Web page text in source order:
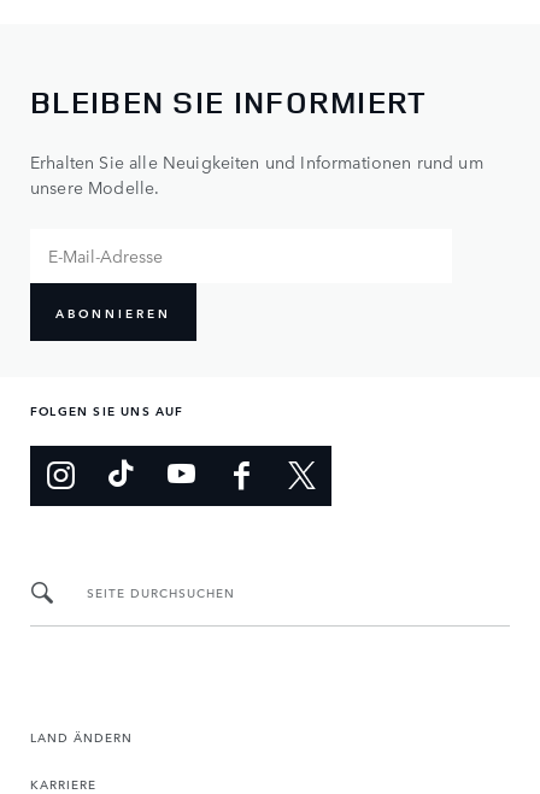
BLEIBEN SIE INFORMIERT
Erhalten Sie alle Neuigkeiten und Informationen rund um
unsere Modelle.
ABONNIEREN
FOLGEN SIE UNS AUF
SEITE DURCHSUCHEN
LAND ÄNDERN
KARRIERE